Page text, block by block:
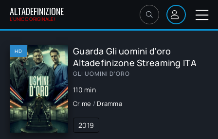
ALTADEFINIZIONE
L'UNICO ORIGINALE!
HD
Guarda Gli uomini d'oro
Altadefinizone Streaming ITA
GLI UOMINI D'ORO
110 min
Crime / Dramma
2019